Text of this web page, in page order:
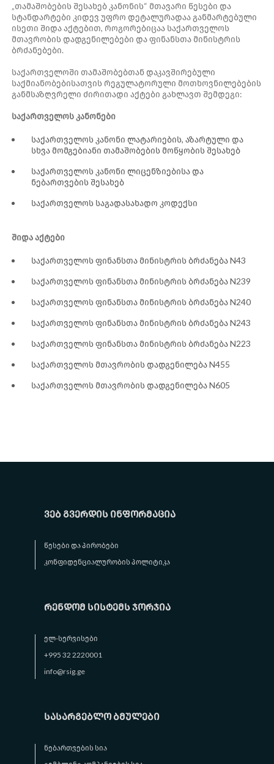
„თამაშობების შესახებ კანონის“ მთავარი წესები და
სტანდარტები კიდევ უფრო დეტალურადაა განმარტებული
ისეთი შიდა აქტებით, როგორებიცაა საქართველოს
მთავრობის დადგენილებები და ფინანსთა მინისტრის
ბრძანებები.
საქართველოში თამაშობებთან დაკავშირებული
საქმიანობებისათვის რეგულატორული მოთხოვნილებების
განმსაზღვრელი ძირითადი აქტები გახლავთ შემდეგი:
საქართველოს კანონები
საქართველოს კანონი ლატარიების, აზარტული და
სხვა მომგებიანი თამაშობების მოწყობის შესახებ
საქართველოს კანონი ლიცენზიებისა და
ნებართვების შესახებ
საქართველოს საგადასახადო კოდექსი
შიდა აქტები
საქართველოს ფინანსთა მინისტრის ბრძანება N43
საქართველოს ფინანსთა მინისტრის ბრძანება N239
საქართველოს ფინანსთა მინისტრის ბრძანება N240
საქართველოს ფინანსთა მინისტრის ბრძანება N243
საქართველოს ფინანსთა მინისტრის ბრძანება N223
საქართველოს მთავრობის დადგენილება N455
საქართველოს მთავრობის დადგენილება N605
ვებ გვერდის ინფორმაცია
წესები და პირობები
კონფიდენციალურობის პოლიტიკა
რენდომ სისტემს ჯორჯია
ელ-სერვისები
+995 32 2220001
info@rsig.ge
სასარგებლო ბმულები
ნებართვების სია